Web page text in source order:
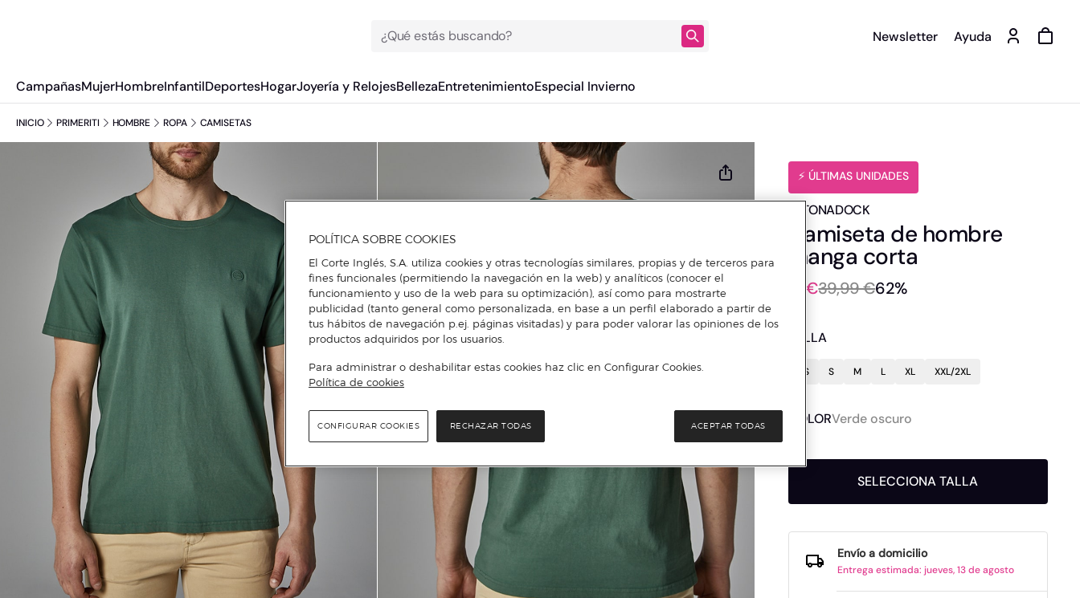
¿Qué estás buscando? Newsletter Ayuda
CampañasMujerHombreInfantilDeportesHogarJoyería y RelojesBellezaEntretenimientoEspecial Invierno
INICIO PRIMERITI HOMBRE ROPA CAMISETAS
️⚡ ÚLTIMAS UNIDADES
ALTONADOCK
Camiseta de hombre
manga corta
15 €39,99 €62%
TALLA
XS S M L XL XXL/2XL
COLORVerde oscuro
SELECCIONA TALLA
Envío a domicilio
Entrega estimada: jueves, 13 de agosto
POLÍTICA SOBRE COOKIES
El Corte Inglés, S.A. utiliza cookies y otras tecnologías similares, propias y de terceros para
fines funcionales (permitiendo la navegación en la web) y analíticos (conocer el
funcionamiento y uso de la web para su optimización), así como para mostrarte
publicidad (tanto general como personalizada, en base a un perfil elaborado a partir de
tus hábitos de navegación p.ej. páginas visitadas) y para poder valorar las opiniones de los
productos adquiridos por los usuarios.
Para administrar o deshabilitar estas cookies haz clic en Configurar Cookies.
Política de cookies
RECHAZAR TODAS ACEPTAR TODAS
CONFIGURAR COOKIES